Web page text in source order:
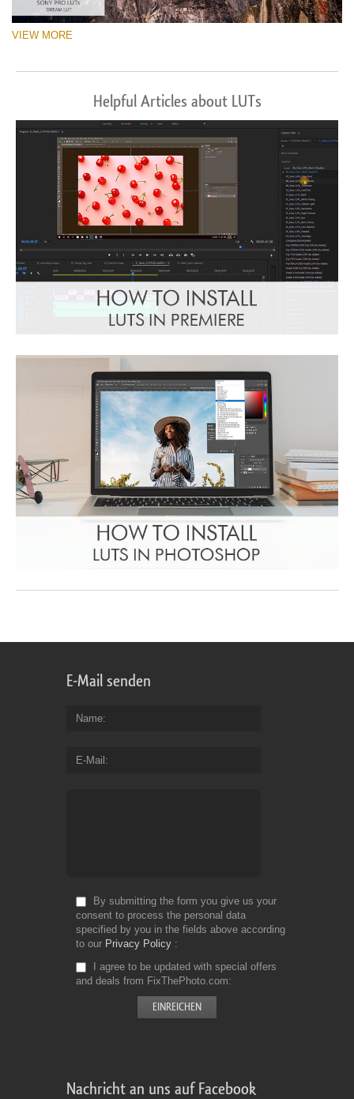
VIEW MORE
Helpful Articles about LUTs
E-Mail senden
Name
E-Mail
By submitting the form you give us your
consent to process the personal data
specified by you in the fields above according
to our Privacy Policy
I agree to be updated with special offers
and deals from FixThePhoto.com
Nachricht an uns auf Facebook